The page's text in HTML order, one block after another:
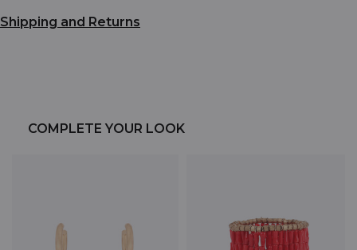
Shipping and Returns
COMPLETE YOUR LOOK